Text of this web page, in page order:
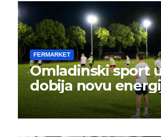
FERMARKET
Omladinski sport
dobija novu